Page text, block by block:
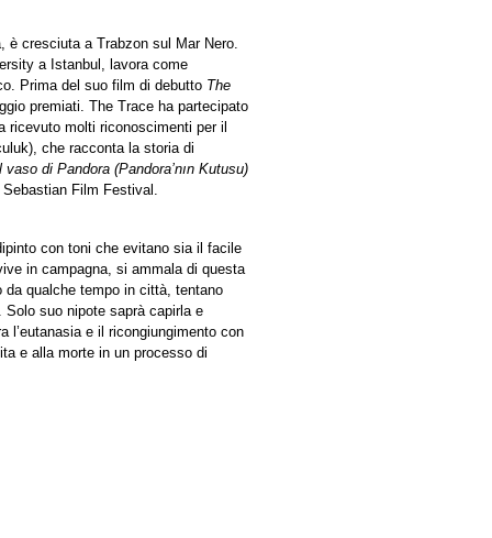
è cresciuta a Trabzon sul Mar Nero.
a Istanbul, lavora come
Prima del suo film di debutto The
premiati. The Trace ha partecipato
molti riconoscimenti per il
che racconta la storia di
vaso di Pandora (Pandora’nın Kutusu)
Sebastian Film Festival.
con toni che evitano sia il facile
in campagna, si ammala di questa
qualche tempo in città, tentano
suo nipote saprà capirla e
l’eutanasia e il ricongiungimento con
e alla morte in un processo di